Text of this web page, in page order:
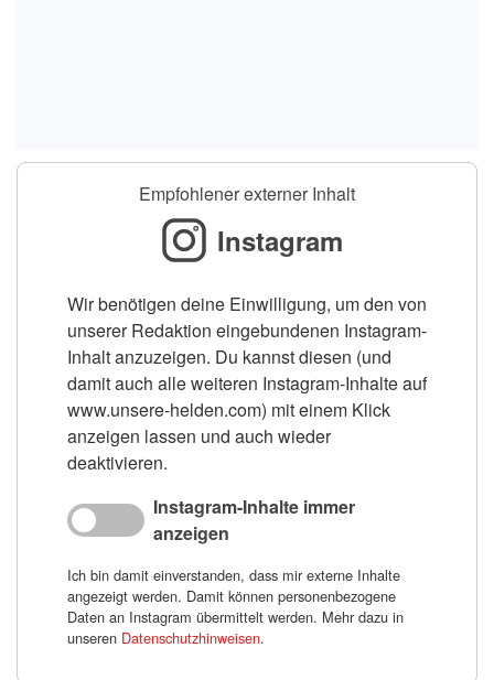
Empfohlener externer Inhalt
Instagram
Wir benötigen deine Einwilligung, um den von
unserer Redaktion eingebundenen Instagram-
Inhalt anzuzeigen. Du kannst diesen (und
damit auch alle weiteren Instagram-Inhalte auf
www.unsere-helden.com) mit einem Klick
anzeigen lassen und auch wieder
deaktivieren.
Instagram-Inhalte immer
anzeigen
Ich bin damit einverstanden, dass mir externe Inhalte
angezeigt werden. Damit können personenbezogene
Daten an Instagram übermittelt werden. Mehr dazu in
unseren Datenschutzhinweisen.